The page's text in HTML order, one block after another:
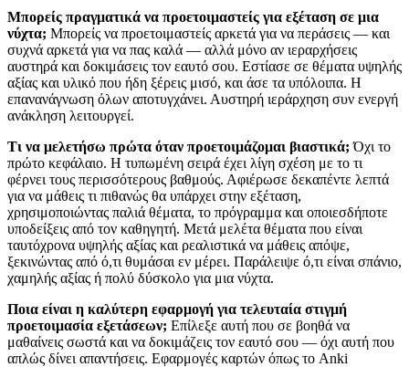
Μπορείς πραγματικά να προετοιμαστείς για εξέταση σε μια
νύχτα; Μπορείς να προετοιμαστείς αρκετά για να περάσεις — και
συχνά αρκετά για να πας καλά — αλλά μόνο αν ιεραρχήσεις
αυστηρά και δοκιμάσεις τον εαυτό σου. Εστίασε σε θέματα υψηλής
αξίας και υλικό που ήδη ξέρεις μισό, και άσε τα υπόλοιπα. Η
επανανάγνωση όλων αποτυγχάνει. Αυστηρή ιεράρχηση συν ενεργή
ανάκληση λειτουργεί.
Τι να μελετήσω πρώτα όταν προετοιμάζομαι βιαστικά; Όχι το
πρώτο κεφάλαιο. Η τυπωμένη σειρά έχει λίγη σχέση με το τι
φέρνει τους περισσότερους βαθμούς. Αφιέρωσε δεκαπέντε λεπτά
για να μάθεις τι πιθανώς θα υπάρχει στην εξέταση,
χρησιμοποιώντας παλιά θέματα, το πρόγραμμα και οποιεσδήποτε
υποδείξεις από τον καθηγητή. Μετά μελέτα θέματα που είναι
ταυτόχρονα υψηλής αξίας και ρεαλιστικά να μάθεις απόψε,
ξεκινώντας από ό,τι θυμάσαι εν μέρει. Παράλειψε ό,τι είναι σπάνιο,
χαμηλής αξίας ή πολύ δύσκολο για μια νύχτα.
Ποια είναι η καλύτερη εφαρμογή για τελευταία στιγμή
προετοιμασία εξετάσεων; Επίλεξε αυτή που σε βοηθά να
μαθαίνεις σωστά και να δοκιμάζεις τον εαυτό σου — όχι αυτή που
απλώς δίνει απαντήσεις. Εφαρμογές καρτών όπως το Anki